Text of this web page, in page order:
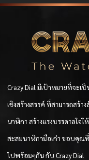
Crazy Dial มีเป้าหมายที่จะเป็
เชิงสร้างสรรค์ ที่สามารถสร้า
นาฬิกา สร้างแรงบรรดาลใ
สะสมนาฬิกามือเก่า ขอบคุณ
ไปพร้อมๆกัน กับ Crazy Dial